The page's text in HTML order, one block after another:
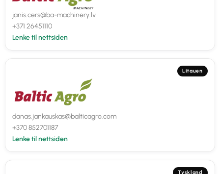
janis.cers@ba-machinery.lv
+371 26451110
Lenke til nettsiden
Litauen
danas.jankauskas@balticagro.com
+370 852701187
Lenke til nettsiden
Tyskland